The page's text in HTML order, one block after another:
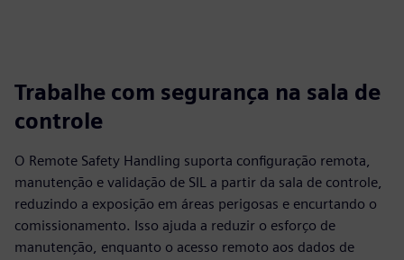
Trabalhe com segurança na sala de
controle
O Remote Safety Handling suporta configuração remota,
manutenção e validação de SIL a partir da sala de controle,
reduzindo a exposição em áreas perigosas e encurtando o
comissionamento. Isso ajuda a reduzir o esforço de
manutenção, enquanto o acesso remoto aos dados de